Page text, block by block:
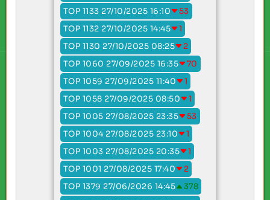
TOP 1133 27/10/2025 16:10
53
TOP 1132 27/10/2025 14:45
1
TOP 1130 27/10/2025 08:25
2
TOP 1060 27/09/2025 16:35
70
TOP 1059 27/09/2025 11:40
1
TOP 1058 27/09/2025 08:50
1
TOP 1005 27/08/2025 23:35
53
TOP 1004 27/08/2025 23:10
1
TOP 1003 27/08/2025 20:35
1
TOP 1001 27/08/2025 17:40
2
TOP 1379 27/06/2026 14:45
378